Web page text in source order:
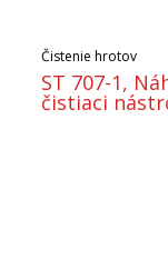
Čistenie hrotov
ST 707-1,
čistiaci